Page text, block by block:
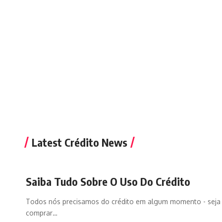
Latest Crédito News
Saiba Tudo Sobre O Uso Do Crédito
Todos nós precisamos do crédito em algum momento - seja
comprar…